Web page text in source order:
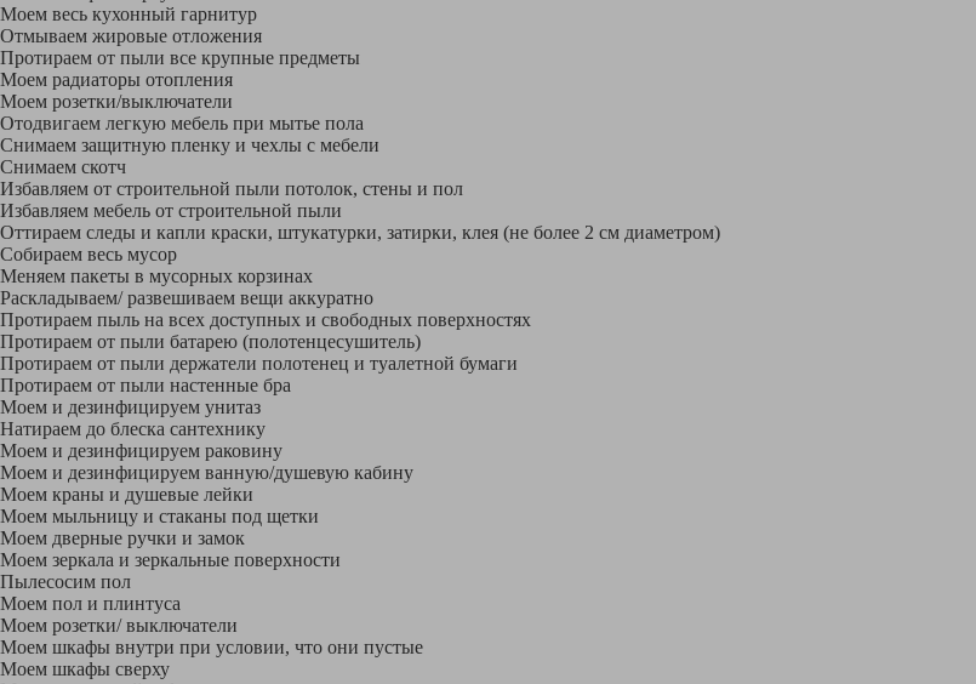
Моем весь кухонный гарнитур
Отмываем жировые отложения
Протираем от пыли все крупные предметы
Моем радиаторы отопления
Моем розетки/выключатели
Отодвигаем легкую мебель при мытье пола
Снимаем защитную пленку и чехлы с мебели
Снимаем скотч
Избавляем от строительной пыли потолок, стены и пол
Избавляем мебель от строительной пыли
Оттираем следы и капли краски, штукатурки, затирки, клея (не более 2 см диаметром)
Собираем весь мусор
Меняем пакеты в мусорных корзинах
Раскладываем/ развешиваем вещи аккуратно
Протираем пыль на всех доступных и свободных поверхностях
Протираем от пыли батарею (полотенцесушитель)
Протираем от пыли держатели полотенец и туалетной бумаги
Протираем от пыли настенные бра
Моем и дезинфицируем унитаз
Натираем до блеска сантехнику
Моем и дезинфицируем раковину
Моем и дезинфицируем ванную/душевую кабину
Моем краны и душевые лейки
Моем мыльницу и стаканы под щетки
Моем дверные ручки и замок
Моем зеркала и зеркальные поверхности
Пылесосим пол
Моем пол и плинтуса
Моем розетки/ выключатели
Моем шкафы внутри при условии, что они пустые
Моем шкафы сверху